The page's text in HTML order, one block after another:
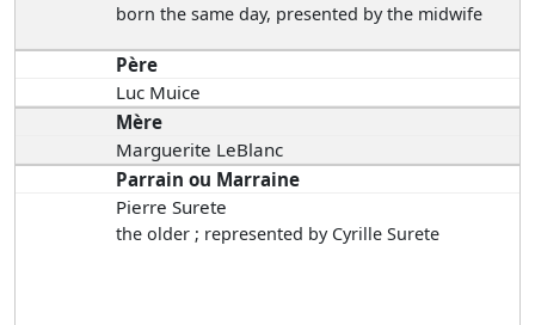
born the same day, presented by the midwife
Père
Luc Muice
Mère
Marguerite LeBlanc
Parrain ou Marraine
Pierre Surete
the older ; represented by Cyrille Surete